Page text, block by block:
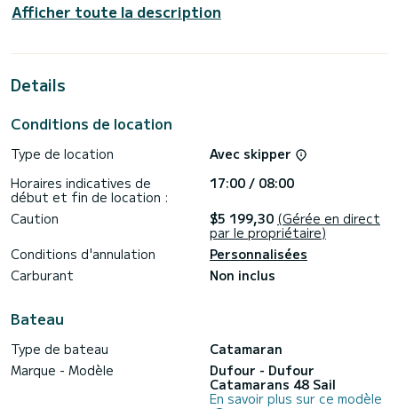
Le bateau dispose de 6 cabines confortables et une
capacité de bateau de 12 personnes. D'une longueur totale
vacances extraordinaires sur l'eau près de Capo d'Orlando
Ce Dufour Catamarans 48 b> est équipé de 6 salles de
Ce bateau est équipé d'une grand-voile entièrement lattée
suivants : Pilote automatique, USB, Douche arrière.
Nous vous invitons à demander un devis directement via la
plateforme , nous vous répondrons avec nos meilleures
Afficher toute la description
Details
Conditions de location
Type de location
Avec skipper
Horaires indicatives de
début et fin de location :
17:00 / 08:00
Caution
$5 199,30 (Gérée en direct
par le propriétaire)
Conditions d'annulation
Personnalisées
Carburant
Non inclus
Bateau
Type de bateau
Catamaran
Marque - Modèle
Dufour - Dufour
Catamarans 48 Sail
En savoir plus sur ce modèle